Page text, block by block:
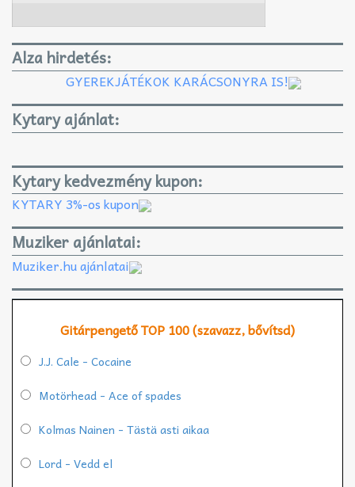
Alza hirdetés:
GYEREKJÁTÉKOK KARÁCSONYRA IS!
Kytary ajánlat:
Kytary kedvezmény kupon:
KYTARY 3%-os kupon
Muziker ajánlatai:
Muziker.hu ajánlatai
Gitárpengető TOP 100 (szavazz, bővítsd)
J.J. Cale - Cocaine
Motörhead - Ace of spades
Kolmas Nainen - Tästä asti aikaa
Lord - Vedd el